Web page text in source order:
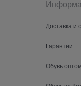
Доставка и
Гарантии
Обувь